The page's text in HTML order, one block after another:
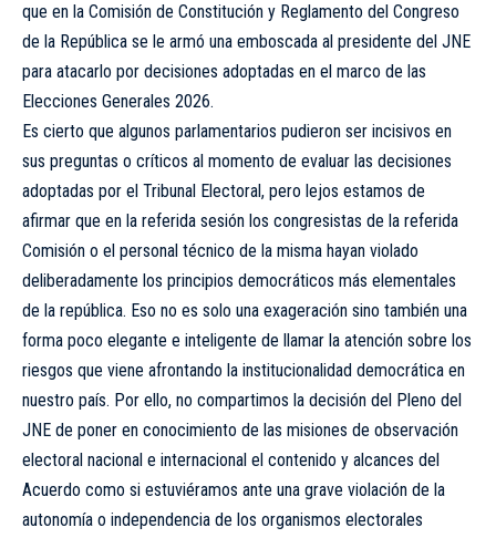
que en la Comisión de Constitución y Reglamento del Congreso
de la República se le armó una emboscada al presidente del JNE
para atacarlo por decisiones adoptadas en el marco de las
Elecciones Generales 2026.
Es cierto que algunos parlamentarios pudieron ser incisivos en
sus preguntas o críticos al momento de evaluar las decisiones
adoptadas por el Tribunal Electoral, pero lejos estamos de
afirmar que en la referida sesión los congresistas de la referida
Comisión o el personal técnico de la misma hayan violado
deliberadamente los principios democráticos más elementales
de la república. Eso no es solo una exageración sino también una
forma poco elegante e inteligente de llamar la atención sobre los
riesgos que viene afrontando la institucionalidad democrática en
nuestro país. Por ello, no compartimos la decisión del Pleno del
JNE de poner en conocimiento de las misiones de observación
electoral nacional e internacional el contenido y alcances del
Acuerdo como si estuviéramos ante una grave violación de la
autonomía o independencia de los organismos electorales